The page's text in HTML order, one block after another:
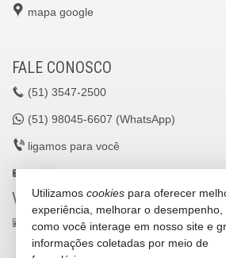
mapa google
FALE CONOSCO
(51) 3547-2500
(51) 98045-6607 (WhatsApp)
ligamos para você
lavilleimoveisltda@gmail.com
VEJA MAIS
receba nosso newsletter
cadastre seu imóvel
Utilizamos cookies para oferecer
experiência, melhorar o desempenho,
como você interage em nosso site e
informações coletadas por meio de